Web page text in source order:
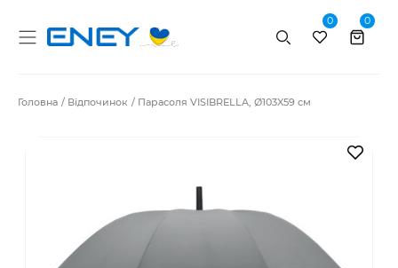
Пошук
0 0
Головна Відпочинок Парасоля VISIBRELLA, Ø103X59 см
В